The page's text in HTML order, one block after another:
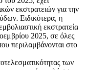
εκστρατειών για την
Ειδικότερα, η
εκστρατεία
2025, σε όλες
περιλαμβάνονται στο
των